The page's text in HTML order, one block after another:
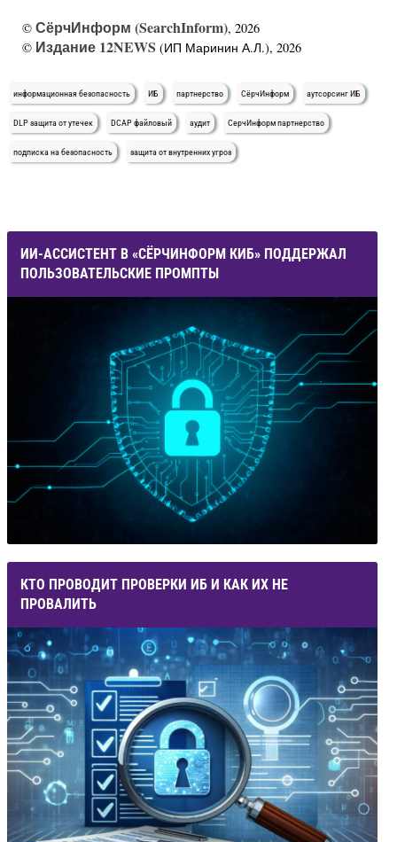
© СёрчИнформ (SearchInform), 2026
© Издание 12NEWS (ИП Маринин А.Л.), 2026
информационная безопасность ИБ партнерство СёрчИнформ аутсорсинг ИБ
DLP защита от утечек DCAP файловый аудит СерчИнформ партнерство
подписка на безопасность защита от внутренних угроз
ИИ-АССИСТЕНТ В «СЁРЧИНФОРМ КИБ» ПОДДЕРЖАЛ
ПОЛЬЗОВАТЕЛЬСКИЕ ПРОМПТЫ
КТО ПРОВОДИТ ПРОВЕРКИ ИБ И КАК ИХ НЕ
ПРОВАЛИТЬ